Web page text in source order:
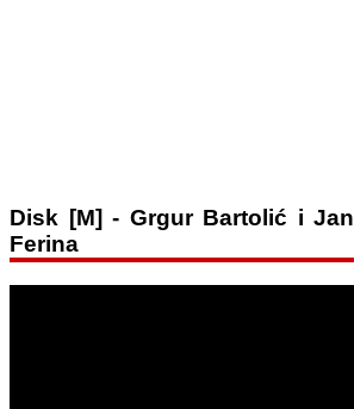
Disk [M] - Grgur Bartolić i Jan
Ferina